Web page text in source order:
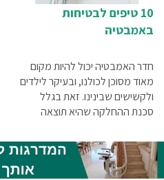
10 טיפים לבטיחות
באמבטיה
חדר האמבטיה יכול להיות מקום
מאוד מסוכן לכולנו, ובעיקר לילדים
ולקשישים שבינינו. זאת בגלל
סכנת ההחלקה שהיא תוצאה
שבאה במגע עם המים. על מנת
למנוע ככל האפשר את
התרחשותם של מצבי סכנה,